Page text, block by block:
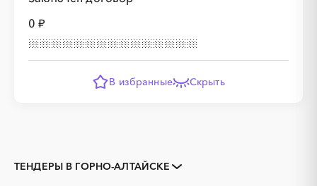
0 ₽
В избранные Скрыть
ТЕНДЕРЫ В ГОРНО-АЛТАЙСКЕ